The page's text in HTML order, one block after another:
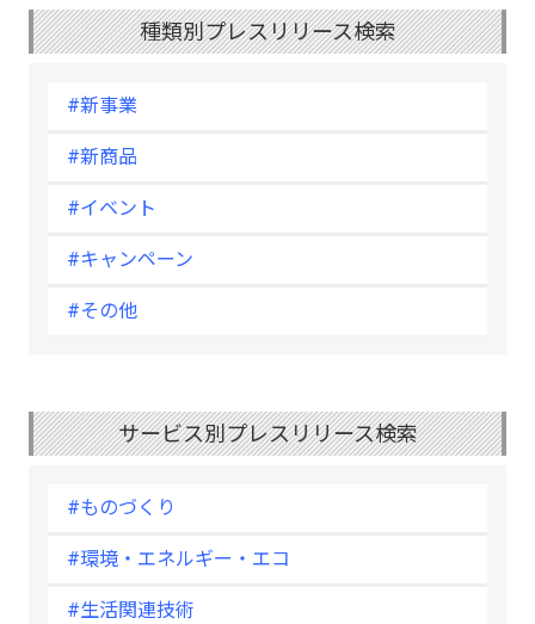
種類別プレスリリース検索
#新事業
#新商品
#イベント
#キャンペーン
#その他
サービス別プレスリリース検索
#ものづくり
#環境・エネルギー・エコ
#生活関連技術